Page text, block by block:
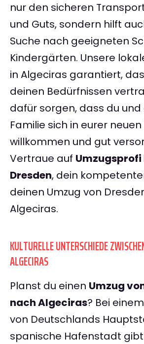
nur den sicheren
und Guts, sondern hilft
Suche nach geeigneten
Kindergärten. Unsere
in Algeciras garantiert,
deinen Bedürfnissen
dafür sorgen, dass du und
Familie sich in eurer
willkommen und gut
Vertraue auf Umzugsprofi
Dresden, dein
deinen Umzug von
Algeciras.
KULTURELLE UNTERSCHIEDE
ALGECIRAS
Planst du einen Umzug
nach Algeciras? Bei
von Deutschlands
spanische Hafenstadt